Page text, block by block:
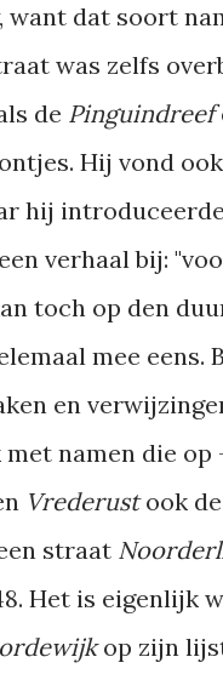
, want dat soort
was zelfs
de Pinguindreef
Hij vond
hij
verhaal bij:
toch op den
mee
en
met namen die
Vrederustook
straat
Het is eigenlijk
op zijn